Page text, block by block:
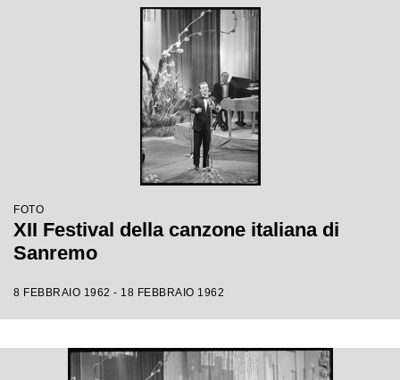
FOTO
XII Festival della canzone italiana di
Sanremo
8 FEBBRAIO 1962 - 18 FEBBRAIO 1962